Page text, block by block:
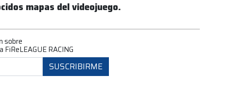
mapas del videojuego.
sobre
FiReLEAGUE RACING
SUSCRIBIRME